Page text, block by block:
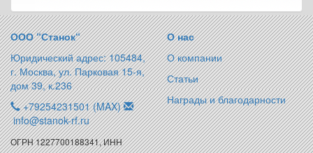
ООО “Станок“
Юридический адрес: 105484,
г. Москва, ул. Парковая 15-я,
дом 39, к.236
+79254231501 (MAX)
info@stanok-rf.ru
ОГРН 1227700188341, ИНН
О нас
О компании
Статьи
Награды и благодарности